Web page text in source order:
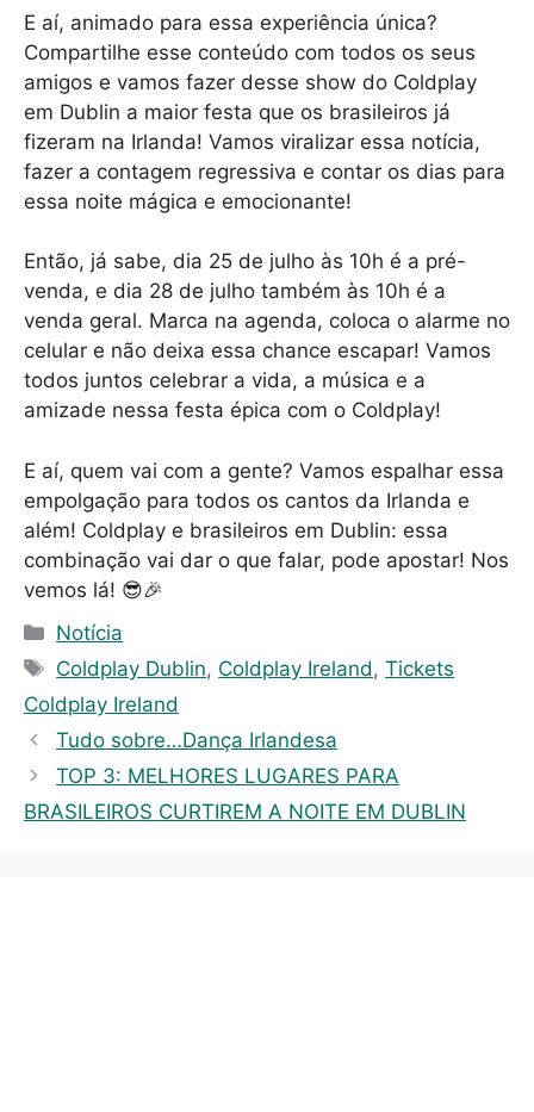
E aí, animado para essa experiência única?
Compartilhe esse conteúdo com todos os seus
amigos e vamos fazer desse show do Coldplay
em Dublin a maior festa que os brasileiros já
fizeram na Irlanda! Vamos viralizar essa notícia,
fazer a contagem regressiva e contar os dias para
essa noite mágica e emocionante!
Então, já sabe, dia 25 de julho às 10h é a pré-
venda, e dia 28 de julho também às 10h é a
venda geral. Marca na agenda, coloca o alarme no
celular e não deixa essa chance escapar! Vamos
todos juntos celebrar a vida, a música e a
amizade nessa festa épica com o Coldplay!
E aí, quem vai com a gente? Vamos espalhar essa
empolgação para todos os cantos da Irlanda e
além! Coldplay e brasileiros em Dublin: essa
combinação vai dar o que falar, pode apostar! Nos
vemos lá! 😎🎉
C
a
e
g
o
r
Notícia
T
a
s
Coldplay Dublin, Coldplay Ireland,Tickets
Coldplay Ireland
Tudo sobre…Dança Irlandesa
TOP 3: MELHORES LUGARES PARA
BRASILEIROS CURTIREM A NOITE EM DUBLIN